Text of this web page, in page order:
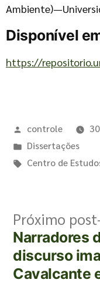
Disponível
https://
controle
Dissertações
Centro de
Próximo post
Narradores
discurso
Cavalcante